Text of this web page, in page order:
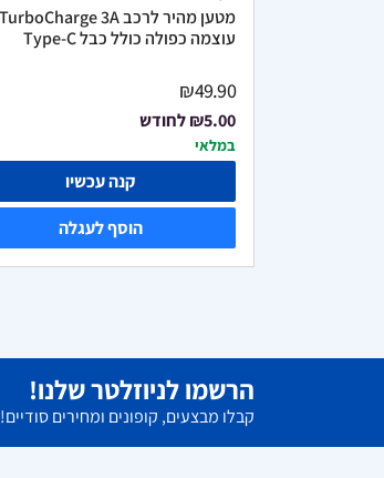
עוצמה כפולה כולל כבל Type-C
₪49.90
₪5.00לחודש
במלאי
קנה עכשיו
הוסף לעגלה
הרשמו לניוזלטר שלנו!
קבלו מבצעים, קופונים ומחירים סודיים!